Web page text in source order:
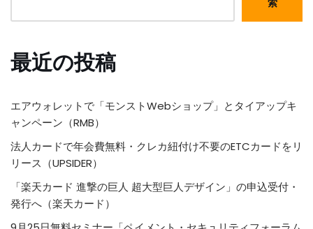
最近の投稿
エアウォレットで「モンストWebショップ」とタイアップキ
ャンペーン（RMB）
法人カードで年会費無料・クレカ紐付け不要のETCカードをリ
リース（UPSIDER）
「楽天カード 進撃の巨人 超大型巨人デザイン」の申込受付・
発行へ（楽天カード）